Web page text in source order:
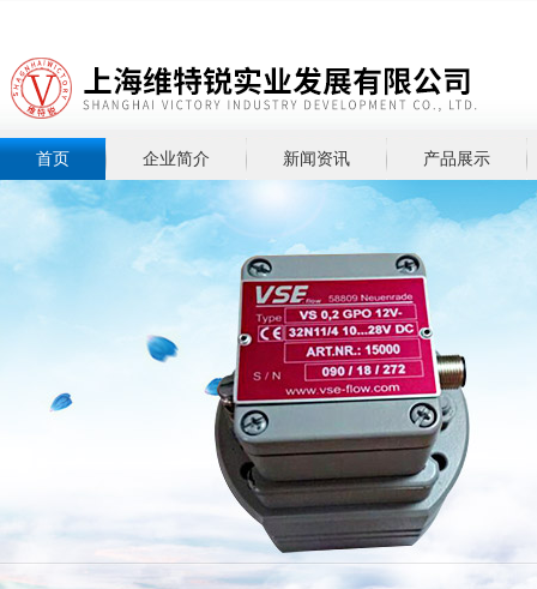
首页 企业简介 新闻资讯 产品展示